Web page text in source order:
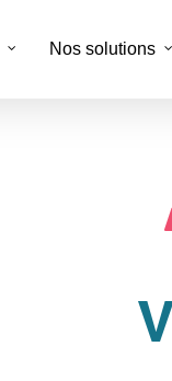
Nos solutions
Service PAO